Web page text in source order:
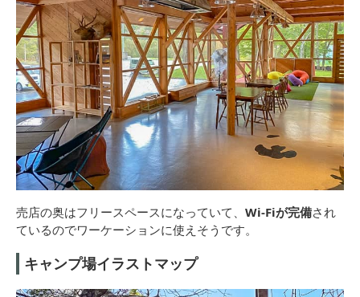
売店の奥はフリースペースになっていて、 Wi-Fiが完備され
ているのでワーケーションに使えそうです。
キャンプ場イラストマップ